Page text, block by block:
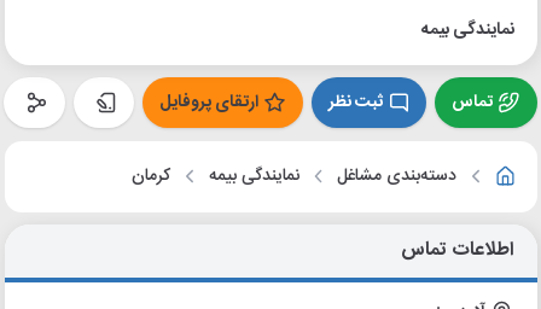
نمایندگی بیمه
تماس ثبت نظر ارتقای پروفایل
دسته‌بندی مشاغل نمایندگی بیمه کرمان
اطلاعات تماس